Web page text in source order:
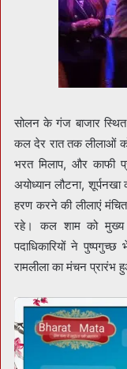
सोलन के गंज बाजार स्थित
कल देर रात तक लीलाओं
भरत मिलाप, और काफी
अयोध्यान लौटना,
हरण करने की लीलाएं
रहे। कल शाम को मुख्य
पदाधिकारियों ने
रामलीला का मंचन प्रारंभ